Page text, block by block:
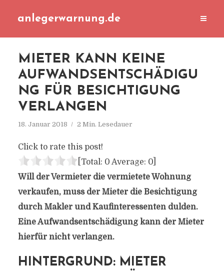
anlegerwarnung.de
MIETER KANN KEINE
AUFWANDSENTSCHÄDIGU
NG FÜR BESICHTIGUNG
VERLANGEN
18. Januar 2018 2 Min. Lesedauer
Click to rate this post!
[Total: 0 Average: 0]
Will der Vermieter die vermietete Wohnung
verkaufen, muss der Mieter die Besichtigung
durch Makler und Kaufinteressenten dulden.
Eine Aufwandsentschädigung kann der Mieter
hierfür nicht verlangen.
HINTERGRUND: MIETER